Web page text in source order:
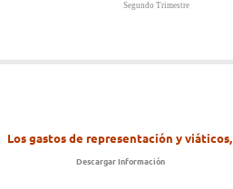
Segundo Trimestre
Los gastos de representación y
Descargar Información